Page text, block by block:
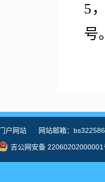
5
号
织
加
精